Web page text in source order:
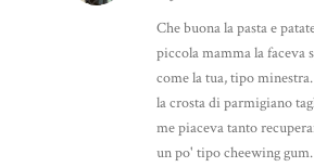
Che buona la pasta e
piccola mamma la faceva
come la tua, tipo
la crosta di parmigiano
me piaceva tanto
un po' tipo cheewing